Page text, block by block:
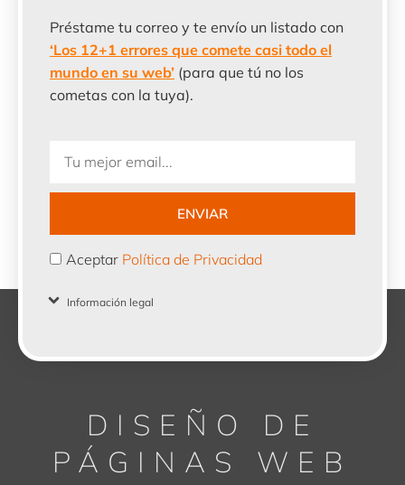
Préstame tu correo y te envío un listado con
‘Los 12+1 errores que comete casi todo el
mundo en su web’ (para que tú no los
cometas con la tuya).
Email
Acepto
Aceptar Política de Privacidad
ENVIAR
Información legal
DISEÑO DE
PÁGINAS WEB